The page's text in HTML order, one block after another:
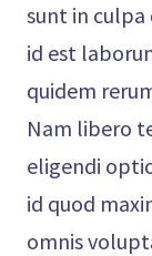
sunt in
id est
quidem
Nam libero
eligendi
id quod
omnis